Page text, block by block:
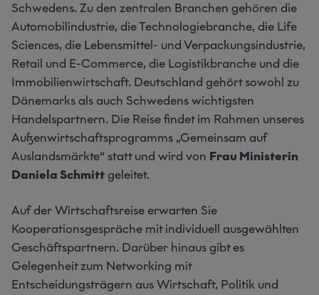
Schwedens. Zu den zentralen Branchen gehören die
Automobilindustrie, die Technologiebranche, die Life
Sciences, die Lebensmittel- und Verpackungsindustrie,
Retail und E-Commerce, die Logistikbranche und die
Immobilienwirtschaft. Deutschland gehört sowohl zu
Dänemarks als auch Schwedens wichtigsten
Handelspartnern. Die Reise findet im Rahmen unseres
Außenwirtschaftsprogramms „Gemeinsam auf
Auslandsmärkte“ statt und wird von Frau Ministerin
Daniela Schmittgeleitet.
Auf der Wirtschaftsreise erwarten Sie
Kooperationsgespräche mit individuell ausgewählten
Geschäftspartnern. Darüber hinaus gibt es
Gelegenheit zum Networking mit
Entscheidungsträgern aus Wirtschaft, Politik und